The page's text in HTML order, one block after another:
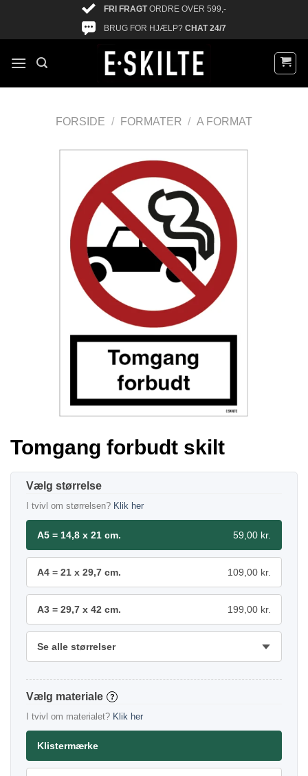
FRI FRAGTORDRE OVER 599,-
BRUG FOR HJÆLP? CHAT 24/7
FORSIDE / FORMATER / A FORMAT
Tomgang forbudt skilt
størrelse
I tvivl om størrelsen? Klik her
A5 = 14,8 x 21 cm. 59,00 kr.
A4 = 21 x 29,7 cm. 109,00 kr.
A3 = 29,7 x 42 cm. 199,00 kr.
Se alle størrelser
materiale ?
I tvivl om materialet? Klik her
Klistermærke